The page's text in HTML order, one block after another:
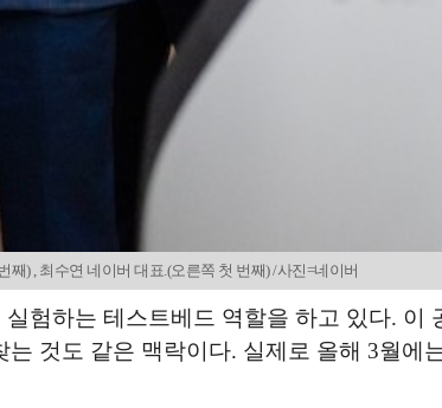
째) , 최수연 네이버 대표.(오른쪽 첫 번째) /사진=네이버
험하는 테스트베드 역할을 하고 있다. 이
것도 같은 맥락이다. 실제로 올해 3월에